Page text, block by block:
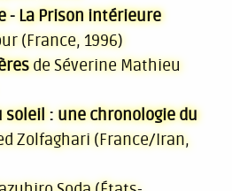
- La Prison intérieure
(France, 1996)
de Séverine Mathieu
soleil : une chronologie du
Zolfaghari (France/Iran,